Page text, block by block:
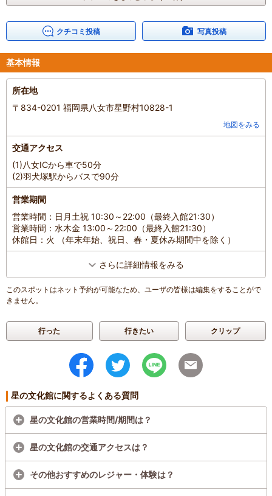
スタッフさんもとても感じのよい方々ばかり。
今度は流星群がみられるときに訪れたいです。
娘がスタッフさんにお気遣いをいただいたようです。
ご迷惑をおかけしましたとともにお礼申し上げます。有難う御座い
ました。
混雑具合：
滞在時間：
家族の内訳：お子様、 配偶者、
クチコミ投稿 写真投稿
基本情報
所在地
〒834-0201 福岡県八女市星野村10828-1
地図をみる
交通アクセス
(1)八女ICから車で50分
(2)羽犬塚駅からバスで90分
営業期間
営業時間：日月土祝 10:30～22:00（最終入館21:30）
営業時間：水木金 13:00～22:00（最終入館21:30）
休館日：火 （年末年始、祝日、春・夏休み期間中を除く）
さらに詳細情報をみる
このスポットはネット予約が可能なため、ユーザの皆様は編集をすることがで
きません。
行った 行きたい クリップ
星の文化館に関するよくある質問
星の文化館の営業時間/期間は？
星の文化館の交通アクセスは？
その他おすすめのレジャー・体験は？